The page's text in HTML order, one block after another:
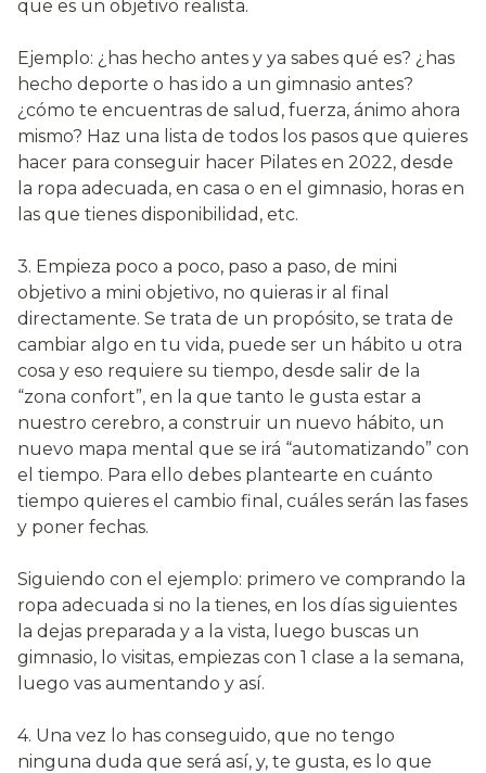
que es un objetivo realista.
Ejemplo: ¿has hecho antes y ya sabes qué es? ¿has
hecho deporte o has ido a un gimnasio antes?
¿cómo te encuentras de salud, fuerza, ánimo ahora
mismo? Haz una lista de todos los pasos que quieres
hacer para conseguir hacer Pilates en 2022, desde
la ropa adecuada, en casa o en el gimnasio, horas en
las que tienes disponibilidad, etc.
3. Empieza poco a poco, paso a paso, de mini
objetivo a mini objetivo, no quieras ir al final
directamente. Se trata de un propósito, se trata de
cambiar algo en tu vida, puede ser un hábito u otra
cosa y eso requiere su tiempo, desde salir de la
“zona confort”, en la que tanto le gusta estar a
nuestro cerebro, a construir un nuevo hábito, un
nuevo mapa mental que se irá “automatizando” con
el tiempo. Para ello debes plantearte en cuánto
tiempo quieres el cambio final, cuáles serán las fases
y poner fechas.
Siguiendo con el ejemplo: primero ve comprando la
ropa adecuada si no la tienes, en los días siguientes
la dejas preparada y a la vista, luego buscas un
gimnasio, lo visitas, empiezas con 1 clase a la semana,
luego vas aumentando y así.
4. Una vez lo has conseguido, que no tengo
ninguna duda que será así, y, te gusta, es lo que